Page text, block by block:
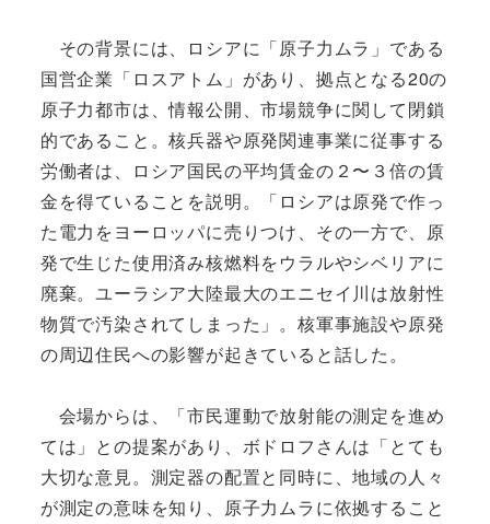
その背景には、ロシアに「原子力ムラ」である
国営企業「ロスアトム」があり、拠点となる20の
原子力都市は、情報公開、市場競争に関して閉鎖
的であること。核兵器や原発関連事業に従事する
労働者は、ロシア国民の平均賃金の２〜３倍の賃
金を得ていることを説明。「ロシアは原発で作っ
た電力をヨーロッパに売りつけ、その一方で、原
発で生じた使用済み核燃料をウラルやシベリアに
廃棄。ユーラシア大陸最大のエニセイ川は放射性
物質で汚染されてしまった」。核軍事施設や原発
の周辺住民への影響が起きていると話した。
会場からは、「市民運動で放射能の測定を進め
ては」との提案があり、ボドロフさんは「とても
大切な意見。測定器の配置と同時に、地域の人々
が測定の意味を知り、原子力ムラに依拠すること